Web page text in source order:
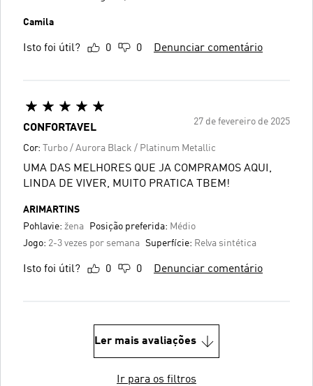
Camila
Isto foi útil? 0 0 Denunciar comentário
27 de fevereiro de 2025
CONFORTAVEL
Cor: Turbo / Aurora Black / Platinum Metallic
UMA DAS MELHORES QUE JA COMPRAMOS AQUI,
LINDA DE VIVER, MUITO PRATICA TBEM!
ARIMARTINS
Pohlavie: žena Posição preferida: Médio
Jogo: 2-3 vezes por semana Superfície: Relva sintética
Isto foi útil? 0 0 Denunciar comentário
Ler mais avaliações
Ir para os filtros